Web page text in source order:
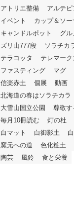
アトリエ整備
アルテ
イベント
カップ＆ソー
キャンドルポット
グル
ズリ山777段
ソラチカ
テラコッタ
テレマーク
ファスティング
マグ
信楽赤土
個展 動画
北海道の春はソラチカラ
大雪山国立公園
尊敬す
毎月10冊読む
灯の杜
白マット
白御影土
窯元への道
色化粧土
陶芸
風鈴 食と栄養